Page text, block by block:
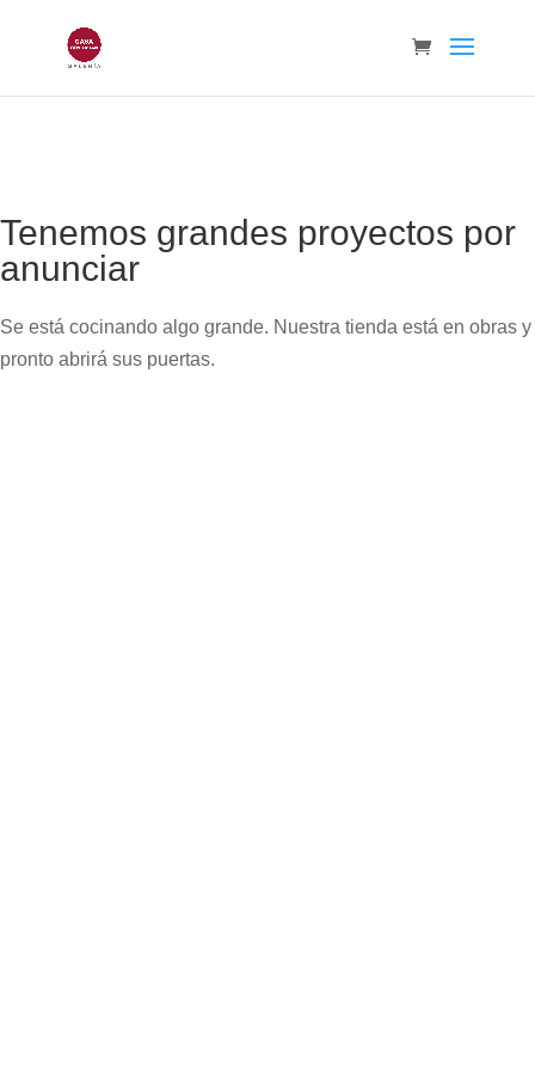
Tenemos grandes proyectos por
anunciar
Se está cocinando algo grande. Nuestra tienda está en obras y
pronto abrirá sus puertas.